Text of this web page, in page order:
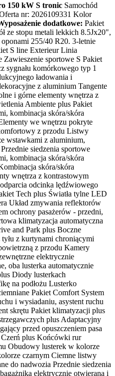
150 kW S tronic Samochód
nr: 2026109331 Kolor
dodatkowe: Pakiet
ze stopu metali lekkich 8.5Jx20",
255/40 R20. 3-letnie
S line Exterieur Linia
sportowe S Pakiet
sygnału komórkowego typ 1
ładowania i
z aluminium Tangente
i górne elementy wnętrza z
Ambiente plus Pakiet
kombinacja skóra/skóra
we wnętrzu pokryte
z przodu Listwy
wstawkami z aluminium,
siedzenia sportowe
kombinacja skóra/skóra
skóra/skóra
wnętrza z kontrastowym
odcinka lędźwiowego
Tech plus Światła tylne LED
Układ zmywania reflektorów
ochrony pasażerów - przedni,
klimatyzacja automatyczna
and Park plus Boczne
z kurtynami chroniącymi
z przodu Kamery
elektrycznie
oba lusterka automatycznie
Diody lusterkach
na podłożu Lusterko
Pakiet Comfort System
i wysiadaniu, asystent ruchu
skrętu Pakiet klimatyzacji plus
plus Adaptacyjny
przed opuszczeniem pasa
Czerń plus Końcówki rur
Obudowy lusterek w kolorze
czarnym Ciemne listwy
do nadwozia Przednie siedzenia
elektrycznie otwierana i